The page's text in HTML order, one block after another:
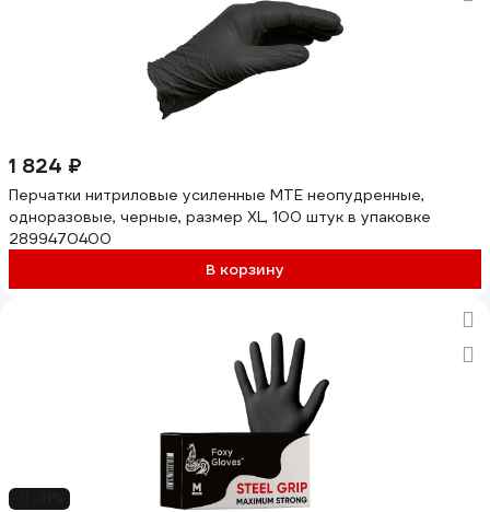
1 824 ₽
Перчатки нитриловые усиленные MTE неопудренные,
одноразовые, черные, размер XL, 100 штук в упаковке
2899470400
В корзину